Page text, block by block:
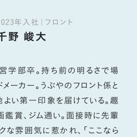
年入社｜フロント
野 峻大
学部卒。持ち前の明るさで場
ーカー。うぶやのフロント係と
よい第一印象を届けている。趣
鑑賞、ジム通い。面接時に先輩
な雰囲気に惹かれ、「ここなら